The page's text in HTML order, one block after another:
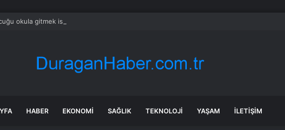
okula gitmek istemeyince nedenini araştıran baba, gördükleri karşısında dehşete düştü
HABER EKONOMI SAĞLIK TEKNOLOJI YAŞAM İLETIŞIM